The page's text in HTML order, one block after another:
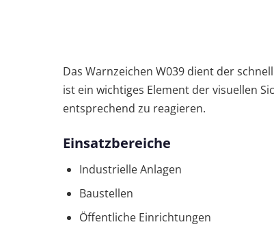
Das Warnzeichen W039 dient der
ist ein wichtiges Element der visuellen
entsprechend zu reagieren.
Einsatzbereiche
Industrielle Anlagen
Baustellen
Öffentliche Einrichtungen